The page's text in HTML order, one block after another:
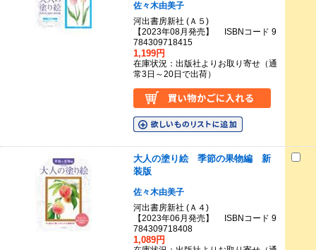
佐々木由美子
河出書房新社 (Ａ５)
【2023年08月発売】 ISBNコード 9
784309718415
1,199円
在庫状況：出版社よりお取り寄せ（通
常3日～20日で出荷）
大人の塗り絵 季節の果物編 新
装版
佐々木由美子
河出書房新社 (Ａ４)
【2023年06月発売】 ISBNコード 9
784309718408
1,089円